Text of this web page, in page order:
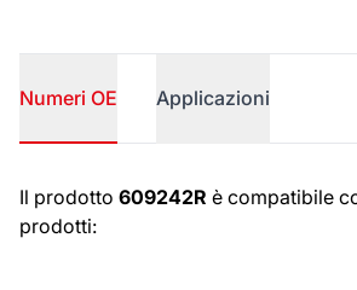
Numeri OE Applicazioni
Numeri OE
Il prodotto 609242R è compatibile
prodotti: